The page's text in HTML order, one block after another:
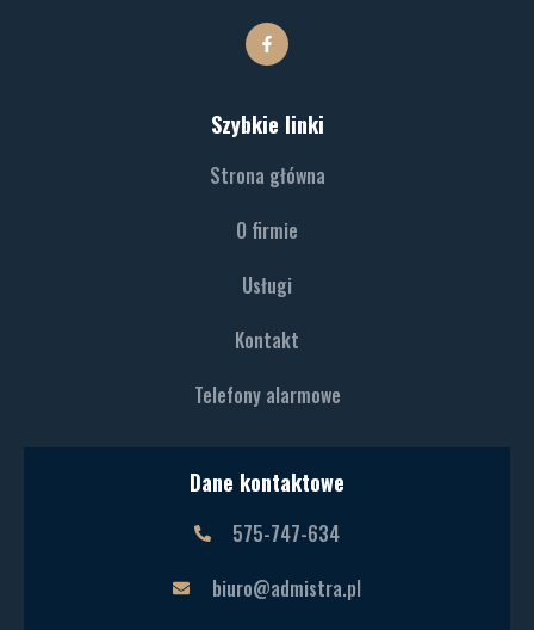
Szybkie linki
Strona główna
O firmie
Usługi
Kontakt
Telefony alarmowe
Dane kontaktowe
575-747-634
biuro@admistra.pl